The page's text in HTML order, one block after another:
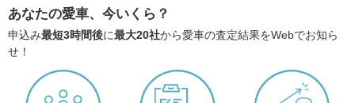
あなたの愛車、今いくら？
申込み最短3時間後に最大20社から愛車の査定結果をWebでお知ら
せ！